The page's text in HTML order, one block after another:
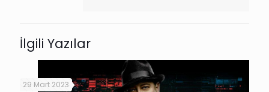
İlgili Yazılar
29 Mart 2023